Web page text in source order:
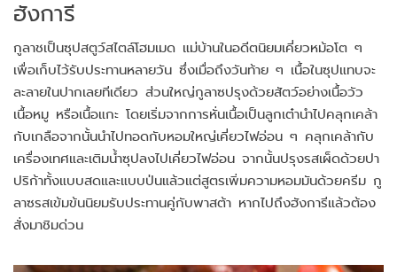
ฮังการี
กูลาชเป็นซุปสตูว์สไตล์โฮมเมด แม่บ้านในอดีตนิยมเคี่ยวหม้อโต ๆ
เพื่อเก็บไว้รับประทานหลายวัน ซึ่งเมื่อถึงวันท้าย ๆ เนื้อในซุปแทบจะ
ละลายในปากเลยทีเดียว ส่วนใหญ่กูลาซปรุงด้วยสัตว์อย่างเนื้อวัว
เนื้อหมู หรือเนื้อแกะ โดยเริ่มจากการหั่นเนื้อเป็นลูกเต๋านำไปคลุกเคล้า
กับเกลือจากนั้นนำไปทอดกับหอมใหญ่เคี่ยวไฟอ่อน ๆ คลุกเคล้ากับ
เครื่องเทศและเติมน้ำซุปลงไปเคี่ยวไฟอ่อน จากนั้นปรุงรสเผ็ดด้วยปา
ปริก้าทั้งแบบสดและแบบป่นแล้วแต่สูตรเพิ่มความหอมมันด้วยครีม กู
ลาซรสเข้มข้นนิยมรับประทานคู่กับพาสต้า หากไปถึงฮังการีแล้วต้อง
สั่งมาชิมด่วน